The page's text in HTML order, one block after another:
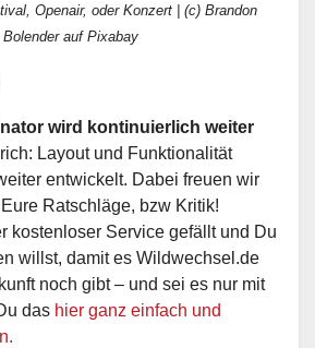
Openair, oder Konzert | (c) Brandon
Bolender auf Pixabay
wird kontinuierlich weiter
Layout und Funktionalität
entwickelt. Dabei freuen wir
Ratschläge, bzw Kritik!
kostenloser Service gefällt und Du
willst, damit es Wildwechsel.de
noch gibt – und sei es nur mit
das hier ganz einfach und